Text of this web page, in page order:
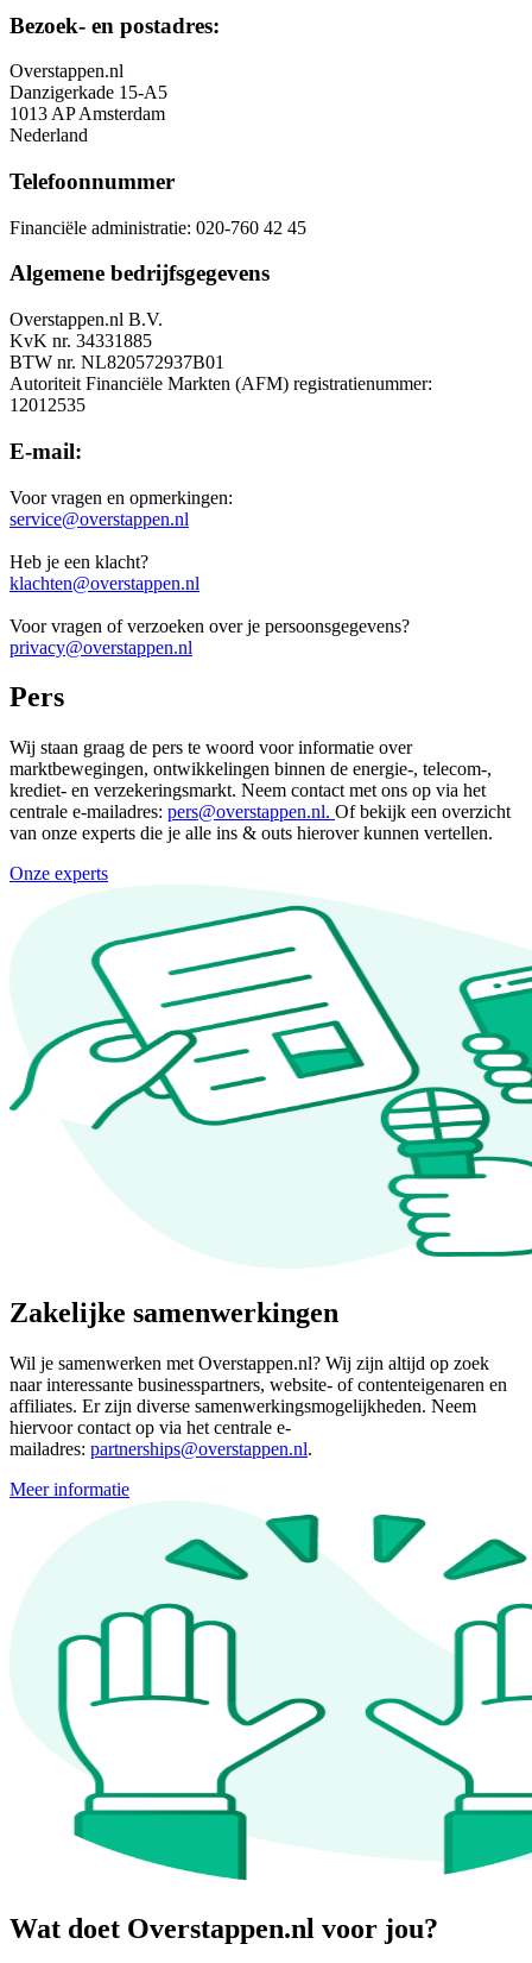
Bezoek- en postadres:
Overstappen.nl
Danzigerkade 15-A5
1013 AP Amsterdam
Nederland
Telefoonnummer
Financiële administratie: 020-760 42 45
Algemene bedrijfsgegevens
Overstappen.nl B.V.
KvK nr. 34331885
BTW nr. NL820572937B01
Autoriteit Financiële Markten (AFM) registratienummer:
12012535
E-mail:
Voor vragen en opmerkingen:
service@overstappen.nl
Heb je een klacht?
klachten@overstappen.nl
Voor vragen of verzoeken over je persoonsgegevens?
privacy@overstappen.nl
Pers
Wij staan graag de pers te woord voor informatie over
marktbewegingen, ontwikkelingen binnen de energie-, telecom-,
krediet- en verzekeringsmarkt. Neem contact met ons op via het
centrale e-mailadres: pers@overstappen.nl. Of bekijk een overzicht
van onze experts die je alle ins & outs hierover kunnen vertellen.
Onze experts
Zakelijke samenwerkingen
Wil je samenwerken met Overstappen.nl? Wij zijn altijd op zoek
naar interessante businesspartners, website- of contenteigenaren en
affiliates. Er zijn diverse samenwerkingsmogelijkheden. Neem
hiervoor contact op via het centrale e-
mailadres: partnerships@overstappen.nl.
Meer informatie
Wat doet Overstappen.nl voor jou?